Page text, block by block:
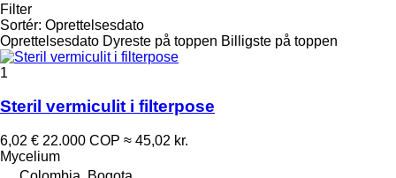
Filter
Sortér: Oprettelsesdato
Oprettelsesdato Dyreste på toppen Billigste på toppen
1
Steril vermiculit i filterpose
6,02 € 22.000 COP ≈ 45,02 kr.
Mycelium